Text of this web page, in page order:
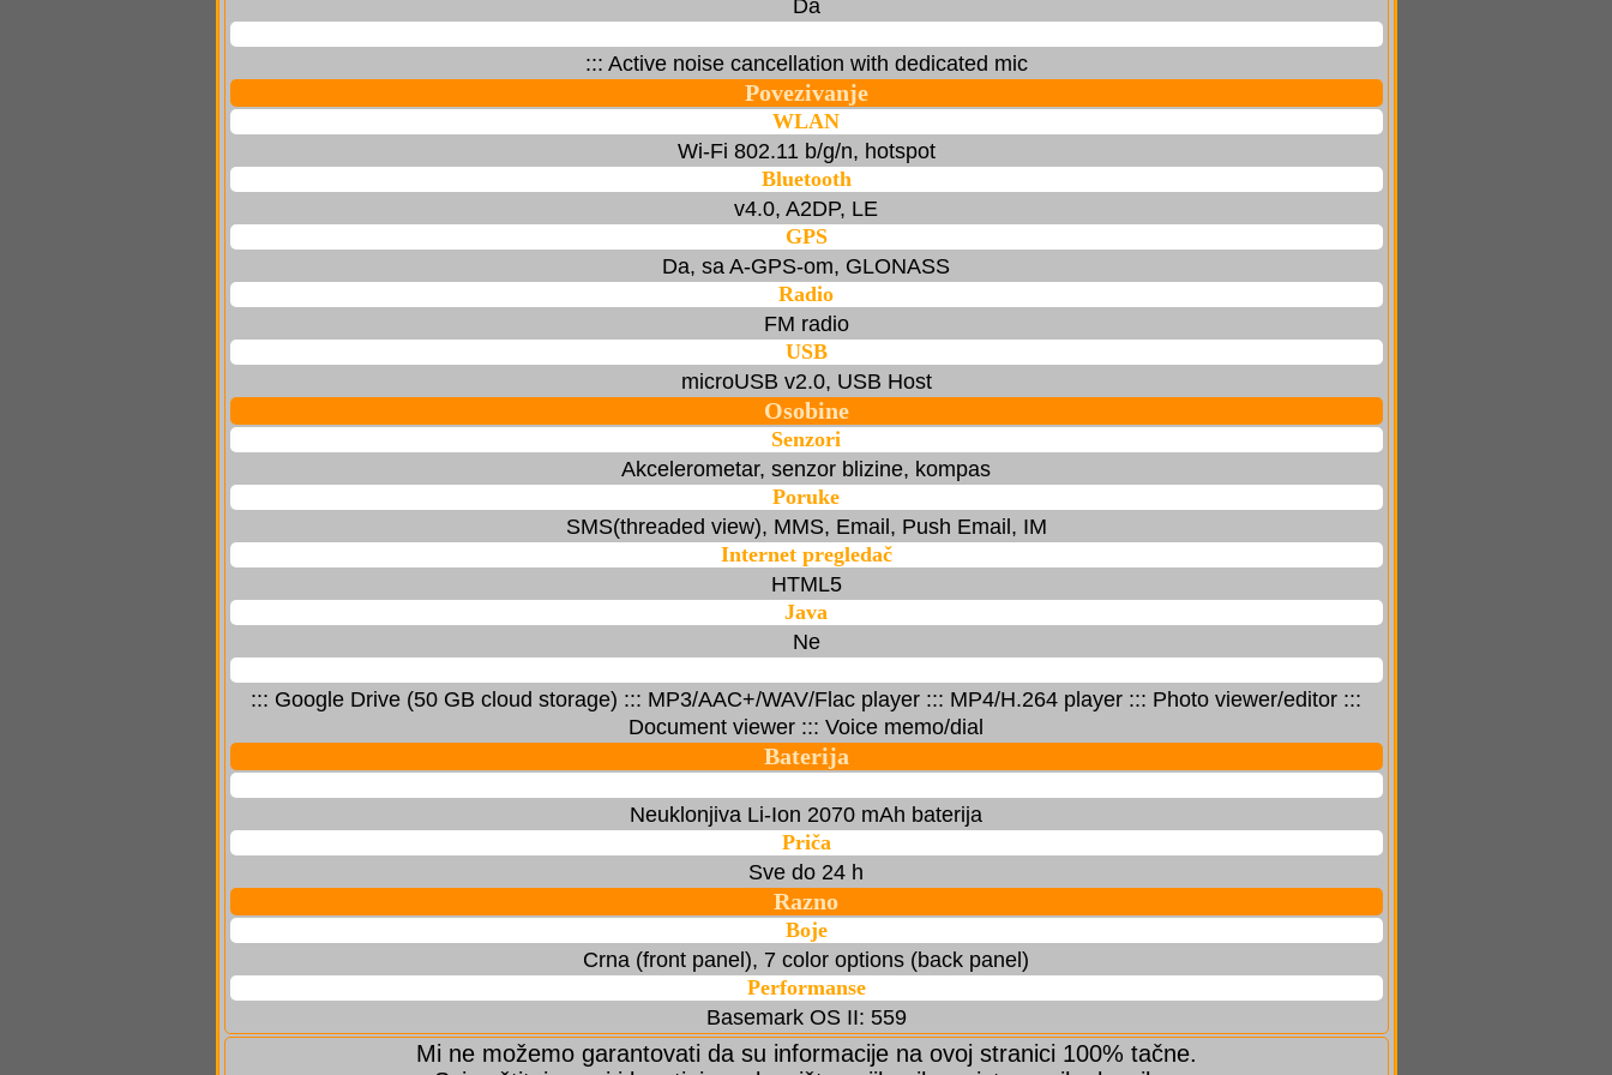
Da
::: Active noise cancellation with dedicated mic
Povezivanje
WLAN
Wi-Fi 802.11 b/g/n, hotspot
Bluetooth
v4.0, A2DP, LE
GPS
Da, sa A-GPS-om, GLONASS
Radio
FM radio
USB
microUSB v2.0, USB Host
Osobine
Senzori
Akcelerometar, senzor blizine, kompas
Poruke
SMS(threaded view), MMS, Email, Push Email, IM
Internet pregledač
HTML5
Java
Ne
::: Google Drive (50 GB cloud storage) ::: MP3/AAC+/WAV/Flac player ::: MP4/H.264 player ::: Photo viewer/editor :::
Document viewer ::: Voice memo/dial
Baterija
Neuklonjiva Li-Ion 2070 mAh baterija
Priča
Sve do 24 h
Razno
Boje
Crna (front panel), 7 color options (back panel)
Performanse
Basemark OS II: 559
Mi ne možemo garantovati da su informacije na ovoj stranici 100% tačne.